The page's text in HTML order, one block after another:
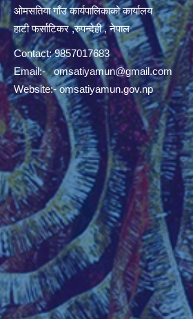
ओमसतिया गाँउ कार्यपालिकाको कार्यालय
हाटी फर्साटिकर ,रुपन्देही , नेपाल
Contact: 9857017683
Email:-omsatiyamun@gmail.com
Website:- omsatiyamun.gov.np